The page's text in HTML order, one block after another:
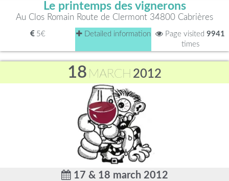
Le printemps des vignerons
Au Clos Romain Route de Clermont 34800 Cabrières
5€ Detailed information Page visited 9941
times
18 MARCH 2012
17 & 18 march 2012